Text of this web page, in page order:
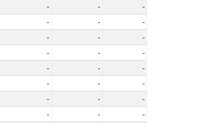
- -
-
- -
-
- -
-
- -
-
- -
-
- -
-
- -
-
- -
-